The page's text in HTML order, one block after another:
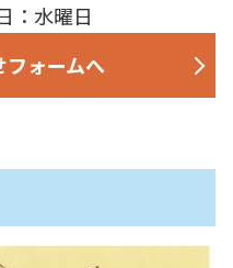
：水曜日
フォームへ